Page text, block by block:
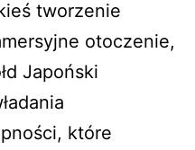
tworzenie
otoczenie,
Japoński
które